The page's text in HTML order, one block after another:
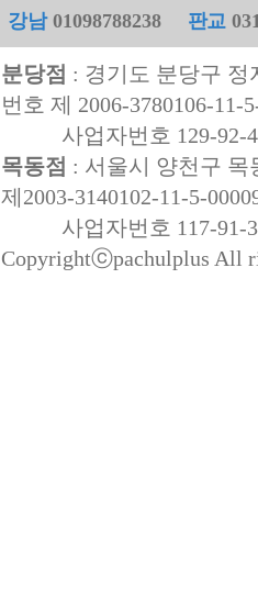
강남01098788238 판교
분당점 : 경기도 분당구 정
번호 제 2006-3780106-11-
사업자번호 129-92-
목동점 : 서울시 양천구 목
제2003-3140102-11-5-
사업자번호 117-91-
Copyrightⓒpachulplus All